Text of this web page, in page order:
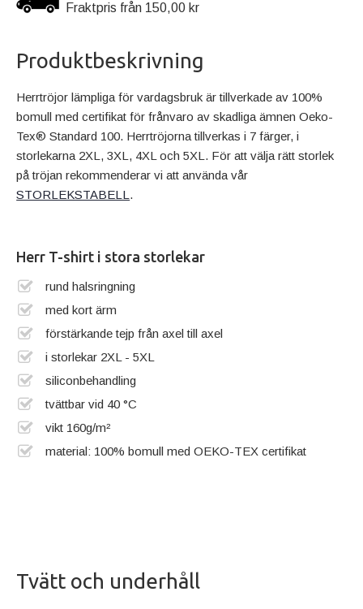
Fraktpris från 150,00 kr
Produktbeskrivning
Herrtröjor lämpliga för vardagsbruk är tillverkade av 100%
bomull med certifikat för frånvaro av skadliga ämnen Oeko-
Tex® Standard 100. Herrtröjorna tillverkas i 7 färger, i
storlekarna 2XL, 3XL, 4XL och 5XL. För att välja rätt storlek
på tröjan rekommenderar vi att använda vår
STORLEKSTABELL .
Herr T-shirt i stora storlekar
rund halsringning
med kort ärm
förstärkande tejp från axel till axel
i storlekar 2XL - 5XL
siliconbehandling
tvättbar vid 40 °C
vikt 160g/m²
material: 100% bomull med OEKO-TEX certifikat
Tvätt och underhåll